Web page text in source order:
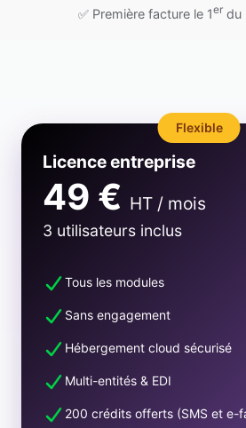
✅ Première facture le 1erdu
Flexible
Licence entreprise
49 € HT / mois
3 utilisateurs inclus
Tous les modules
Sans engagement
Hébergement cloud sécurisé
Multi-entités & EDI
200 crédits offerts (SMS et e-